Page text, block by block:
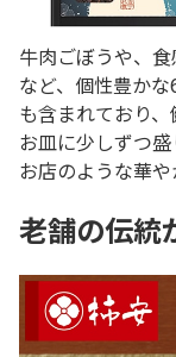
牛肉ごぼうや、
など、個性豊か
も含まれており
お皿に少しずつ
お店のような華や
老舗の伝統